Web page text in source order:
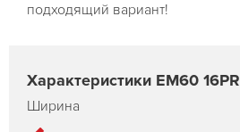
подходящий вариант!
Характеристики EM60 16PR
Ширина